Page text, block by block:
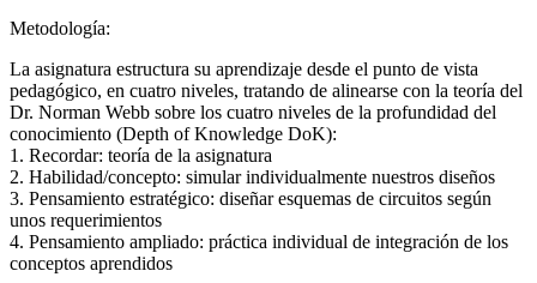
Metodología:
La asignatura estructura su aprendizaje desde el punto de vista
pedagógico, en cuatro niveles, tratando de alinearse con la teoría del
Dr. Norman Webb sobre los cuatro niveles de la profundidad del
conocimiento (Depth of Knowledge DoK):
1. Recordar: teoría de la asignatura
2. Habilidad/concepto: simular individualmente nuestros diseños
3. Pensamiento estratégico: diseñar esquemas de circuitos según
unos requerimientos
4. Pensamiento ampliado: práctica individual de integración de los
conceptos aprendidos